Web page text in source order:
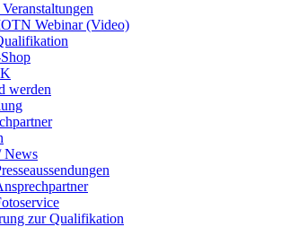
Webinar (Video)
werden
News
zur Qualifikation